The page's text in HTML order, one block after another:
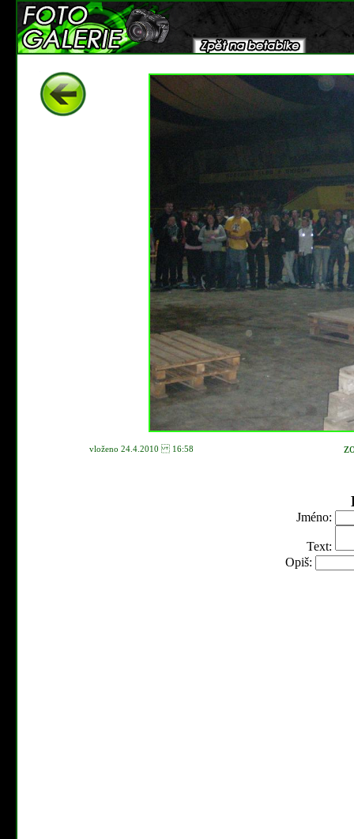
vloženo 24.4.2010 16:58
Jméno:
Text:
Opiš: